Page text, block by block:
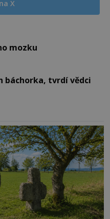
X
mozku
báchorka, tvrdí vědci